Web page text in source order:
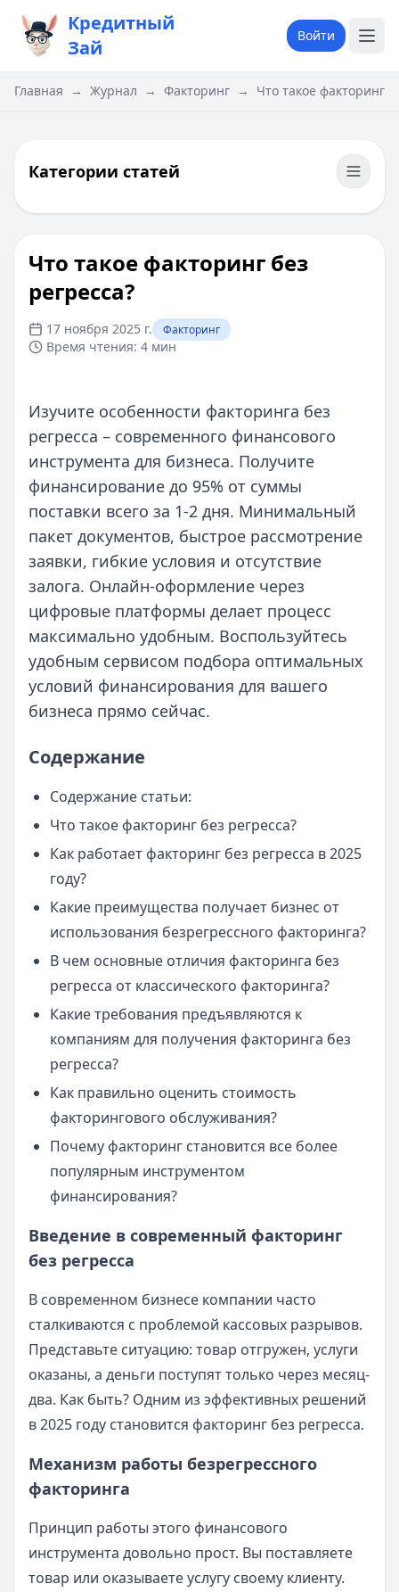
Кредитный
Зай
Войти
Главная → Журнал → Факторинг → Что такое​ факторинг
Категории статей
Что такое​ факторинг без
регресса?
17 ноября 2025 г. Факторинг
Время чтения: 4 мин
Изучите особенности факторинга без
регресса – современного финансового
инструмента для бизнеса. Получите
финансирование до 95% от суммы
поставки всего за 1-2 дня. Минимальный
пакет документов, быстрое рассмотрение
заявки, гибкие условия и отсутствие
залога. Онлайн-оформление через
цифровые платформы делает процесс
максимально удобным. Воспользуйтесь
удобным сервисом подбора оптимальных
условий финансирования для вашего
бизнеса прямо сейчас.
Содержание
Содержание статьи:
Что такое факторинг без регресса?
Как работает факторинг без регресса в 2025
году?
Какие преимущества получает бизнес от
использования безрегрессного факторинга?
В чем основные отличия факторинга без
регресса от классического факторинга?
Какие требования предъявляются к
компаниям для получения факторинга без
регресса?
Как правильно оценить стоимость
факторингового обслуживания?
Почему факторинг становится все более
популярным инструментом
финансирования?
Введение в современный факторинг
без регресса
В современном бизнесе компании часто
сталкиваются с проблемой кассовых разрывов.
Представьте ситуацию: товар отгружен, услуги
оказаны, а деньги поступят только через месяц-
два. Как быть? Одним из эффективных решений
в 2025 году становится факторинг без регресса.
Механизм работы безрегрессного
факторинга
Принцип работы этого финансового
инструмента довольно прост. Вы поставляете
товар или оказываете услугу своему клиенту.